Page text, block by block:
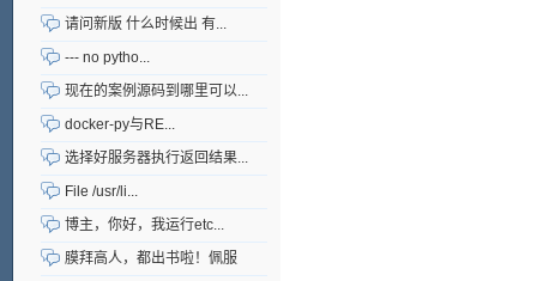
请问新版 什么时候出 有...
--- no pytho...
现在的案例源码到哪里可以...
docker-py与RE...
选择好服务器执行返回结果...
File /usr/li...
博主，你好，我运行etc...
膜拜高人，都出书啦！佩服